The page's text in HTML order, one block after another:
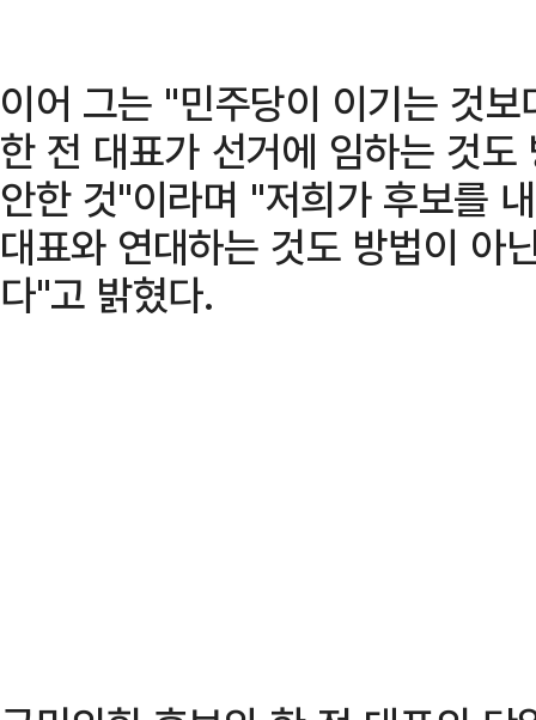
이어 그는 "민주당이 이기는 것
한 전 대표가 선거에 임하는 것
안한 것"이라며 "저희가 후보를
대표와 연대하는 것도 방법이 아
다"고 밝혔다.